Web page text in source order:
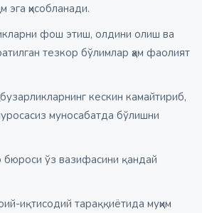
эга ҳисобланади.
фош этиш, олдини олиш ва
тезкор бўлимлар ҳам фаолият
кескин камайтириб,
муносабатда бўлишни
ўз вазифасини қандай
иқтисодий тараққиётида муҳим